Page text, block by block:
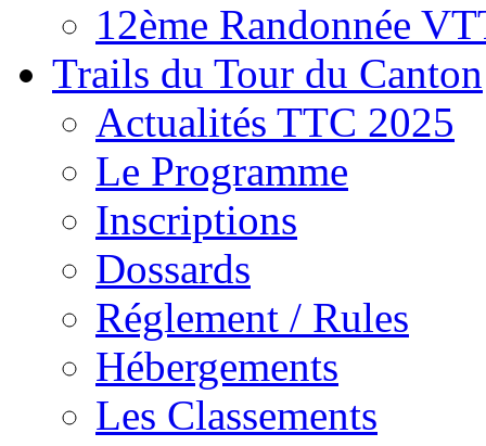
12ème Randonnée
Trails du Tour du Canton
Actualités TTC 2025
Le Programme
Inscriptions
Dossards
Réglement / Rules
Hébergements
Les Classements